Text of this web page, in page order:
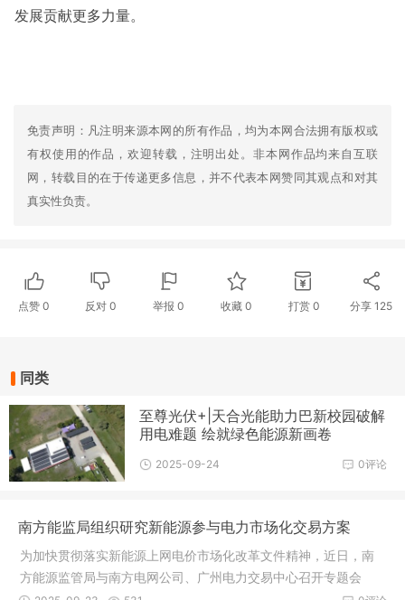
发展贡献更多力量。
免责声明：凡注明来源本网的所有作品，均为本网合法拥有版权或
有权使用的作品，欢迎转载，注明出处。非本网作品均来自互联
网，转载目的在于传递更多信息，并不代表本网赞同其观点和对其
真实性负责。
点赞 0 反对0 举报 0 收藏 0 打赏 0 分享125
同类
至尊光伏+|天合光能助力巴新校园破解
用电难题 绘就绿色能源新画卷
0评论
2025-09-24
南方能监局组织研究新能源参与电力市场化交易方案
为加快贯彻落实新能源上网电价市场化改革文件精神，近日，南
方能源监管局与南方电网公司、广州电力交易中心召开专题会